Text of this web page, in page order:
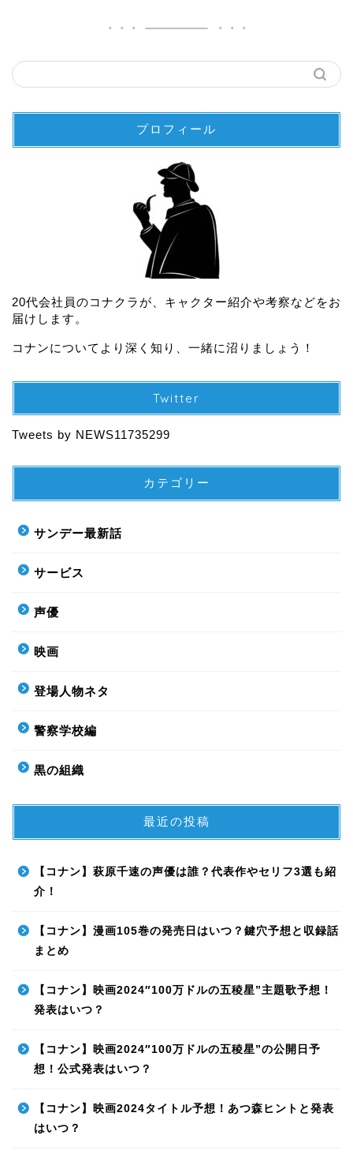
プロフィール
20代会社員のコナクラが、キャクター紹介や考察などをお
届けします。
コナンについてより深く知り、一緒に沼りましょう！
Twitter
Tweets by NEWS11735299
カテゴリー
サンデー最新話
サービス
声優
映画
登場人物ネタ
警察学校編
黒の組織
最近の投稿
【コナン】萩原千速の声優は誰？代表作やセリフ3選も紹
介！
【コナン】漫画105巻の発売日はいつ？鍵穴予想と収録話
まとめ
【コナン】映画2024″100万ドルの五稜星”主題歌予想！
発表はいつ？
【コナン】映画2024″100万ドルの五稜星”の公開日予
想！公式発表はいつ？
【コナン】映画2024タイトル予想！あつ森ヒントと発表
はいつ？